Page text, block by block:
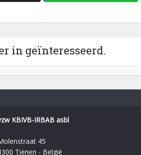
in geïnteresseerd.
KBIVB-IRBAB asbl
45
Tienen - België